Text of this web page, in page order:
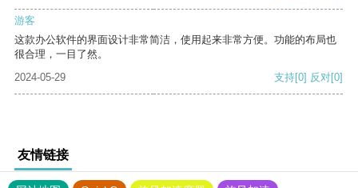
游客
这款办公软件的界面设计非常简洁，使用起来非常方便。功能的布局也
很合理，一目了然。
2024-05-29
支持[0] 反对[0]
友情链接